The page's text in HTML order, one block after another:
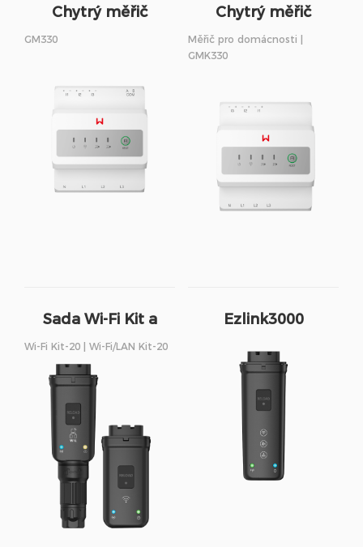
Chytrý měřič
GM330
Chytrý měřič
Měřič pro domácnosti |
GMK330
Sada Wi-Fi Kit a
Sada Wi-Fi/LAN Kit
Wi-Fi Kit-20 | Wi-Fi/LAN Kit-20
Ezlink3000